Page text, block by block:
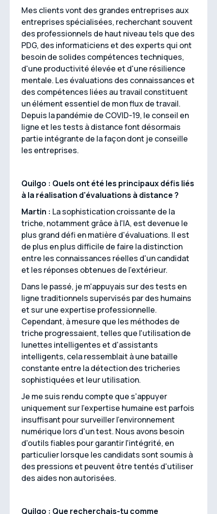
Mes clients vont des grandes entreprises aux
entreprises spécialisées, recherchant souvent
des professionnels de haut niveau tels que des
PDG, des informaticiens et des experts qui ont
besoin de solides compétences techniques,
d'une productivité élevée et d'une résilience
mentale. Les évaluations des connaissances et
des compétences liées au travail constituent
un élément essentiel de mon flux de travail.
Depuis la pandémie de COVID-19, le conseil en
ligne et les tests à distance font désormais
partie intégrante de la façon dont je conseille
les entreprises.
Quilgo : Quels ont été les principaux défis liés
à la réalisation d'évaluations à distance ?
Martin : La sophistication croissante de la
triche, notamment grâce à l'IA, est devenue le
plus grand défi en matière d'évaluations. Il est
de plus en plus difficile de faire la distinction
entre les connaissances réelles d'un candidat
et les réponses obtenues de l'extérieur.
Dans le passé, je m'appuyais sur des tests en
ligne traditionnels supervisés par des humains
et sur une expertise professionnelle.
Cependant, à mesure que les méthodes de
triche progressaient, telles que l'utilisation de
lunettes intelligentes et d'assistants
intelligents, cela ressemblait à une bataille
constante entre la détection des tricheries
sophistiquées et leur utilisation.
Je me suis rendu compte que s'appuyer
uniquement sur l'expertise humaine est parfois
insuffisant pour surveiller l'environnement
numérique lors d'un test. Nous avons besoin
d'outils fiables pour garantir l'intégrité, en
particulier lorsque les candidats sont soumis à
des pressions et peuvent être tentés d'utiliser
des aides non autorisées.
Quilgo : Que recherchais-tu comme